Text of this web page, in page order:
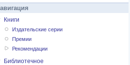
Книги
Издательские серии
Премии
Рекомендации
Библиотечное